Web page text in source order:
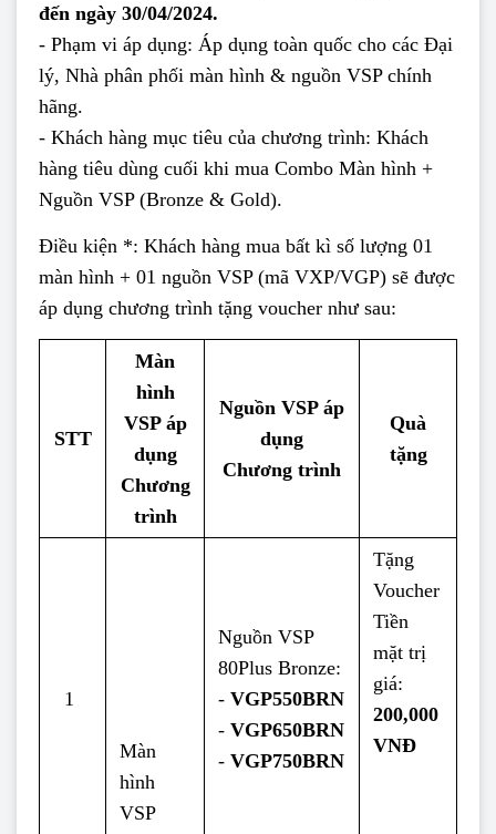
đến ngày 30/04/2024.
- Phạm vi áp dụng: Áp dụng toàn quốc cho các Đại
lý, Nhà phân phối màn hình & nguồn VSP chính
hãng.
- Khách hàng mục tiêu của chương trình: Khách
hàng tiêu dùng cuối khi mua Combo Màn hình +
Nguồn VSP (Bronze & Gold).
Điều kiện *: Khách hàng mua bất kì số lượng 01
màn hình + 01 nguồn VSP (mã VXP/VGP) sẽ được
áp dụng chương trình tặng voucher như sau:
STT
Màn
hình
VSP áp
dụng
Chương
trình
Nguồn VSP áp
dụng
Chương trình
Quà
tặng
1
Màn
hình
VSP
Nguồn VSP
80Plus Bronze:
-VGP550BRN
-VGP650BRN
-VGP750BRN
Tặng
Voucher
Tiền
mặt trị
giá:
200,000
VNĐ